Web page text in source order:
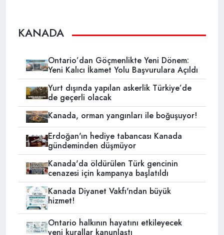
KANADA
Ontario’dan Göçmenlikte Yeni Dönem:
Yeni Kalıcı İkamet Yolu Başvurulara Açıldı
Yurt dışında yapılan askerlik Türkiye’de
de geçerli olacak
Kanada, orman yangınları ile boğuşuyor!
Erdoğan'ın hediye tabancası Kanada
gündeminden düşmüyor
Kanada'da öldürülen Türk gencinin
cenazesi için kampanya başlatıldı
Kanada Diyanet Vakfı'ndan büyük
hizmet!
Ontario halkının hayatını etkileyecek
yeni kurallar kanunlaştı